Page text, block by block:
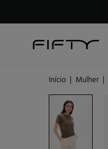
Início | Mulher |